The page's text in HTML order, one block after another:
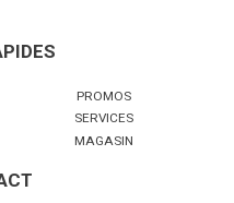
PROMOS
SERVICES
MAGASIN